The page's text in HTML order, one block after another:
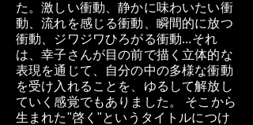
た。激しい衝動、静かに味わいたい衝
動、流れを感じる衝動、瞬間的に放つ
衝動、ジワジワひろがる衝動...それ
は、幸子さんが目の前で描く立体的な
表現を通じて、自分の中の多様な衝動
を受け入れることを、ゆるして解放し
ていく感覚でもありました。 そこから
生まれた"啓く"というタイトルにつけ